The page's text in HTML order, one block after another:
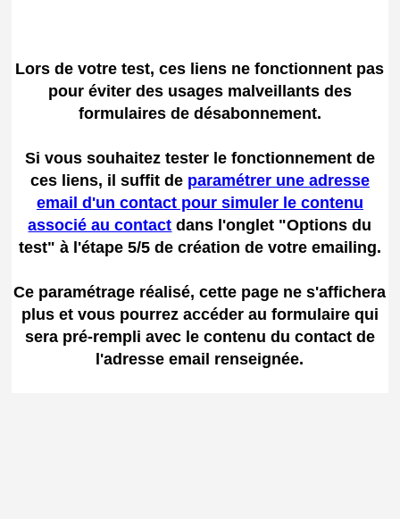
Lors de votre test, ces liens ne fonctionnent pas
pour éviter des usages malveillants des
formulaires de désabonnement.
Si vous souhaitez tester le fonctionnement de
ces liens, il suffit de paramétrer une adresse
email d'un contact pour simuler le contenu
associé au contact dans l'onglet "Options du
test" à l'étape 5/5 de création de votre emailing.
Ce paramétrage réalisé, cette page ne s'affichera
plus et vous pourrez accéder au formulaire qui
sera pré-rempli avec le contenu du contact de
l'adresse email renseignée.